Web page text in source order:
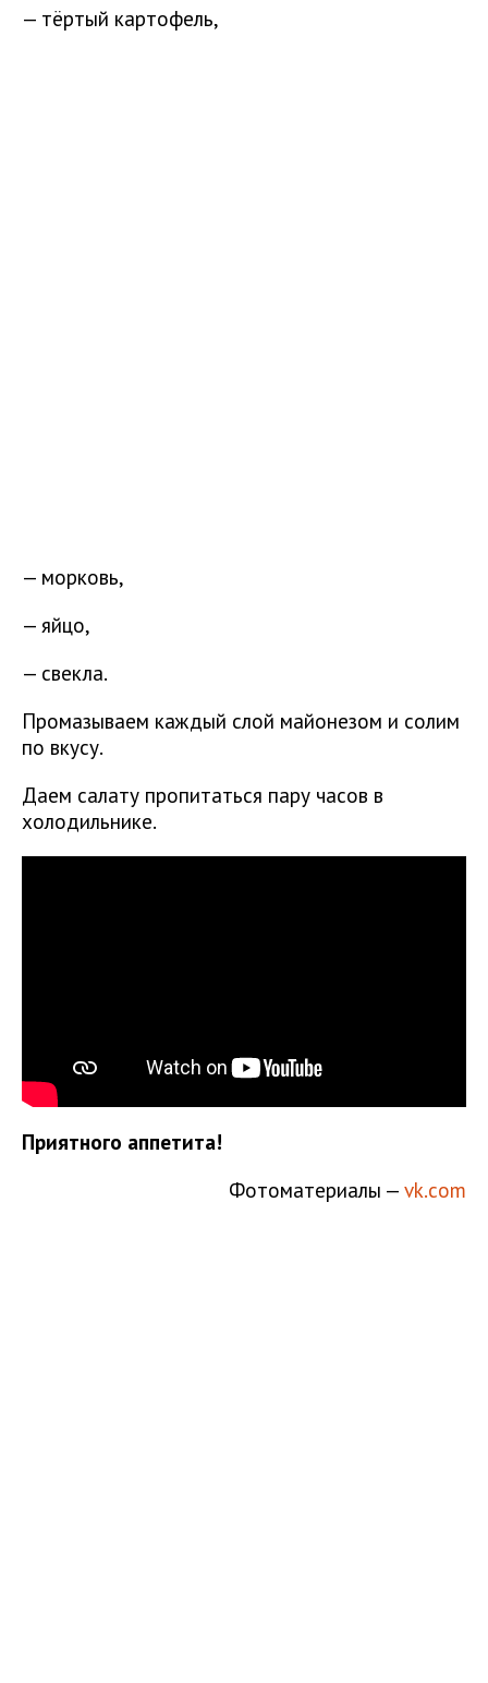
— тёртый картофель,
— морковь,
— яйцо,
— свекла.
Промазываем каждый слой майонезом и солим
по вкусу.
Даем салату пропитаться пару часов в
холодильнике.
Приятного аппетита!
Фотоматериалы — vk.com